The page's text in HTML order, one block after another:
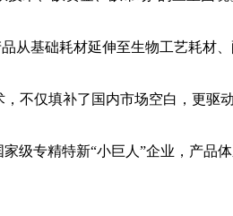
从基础耗材延伸至生物工艺耗材
不仅填补了国内市场空白，更驱
级专精特新“小巨人”企业，产品体